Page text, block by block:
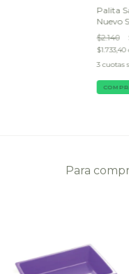
Palita
Nuevo
$2.140
$1.733,40
3 cuotas
Para